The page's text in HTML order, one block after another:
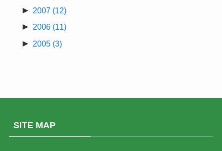
► 2007 (12)
► 2006 (11)
► 2005 (3)
SITE MAP